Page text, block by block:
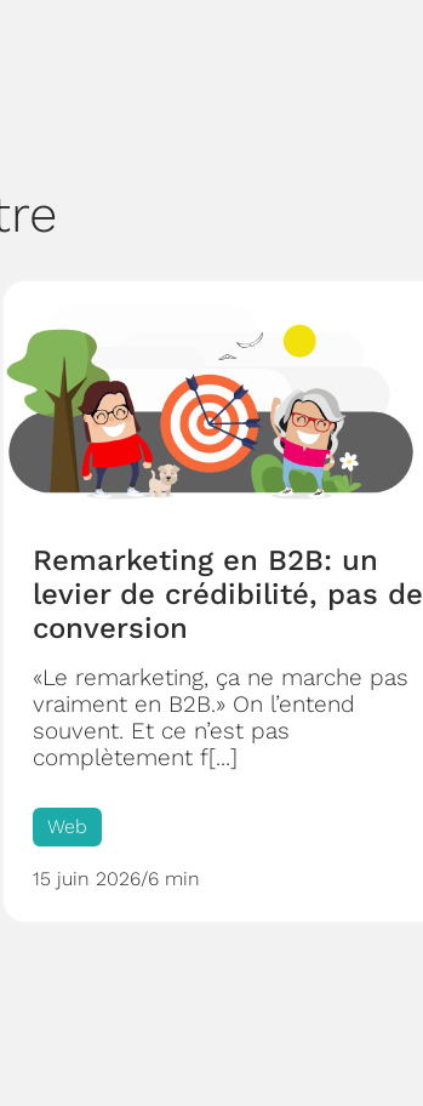
Remarketing en B2B: un
levier de crédibilité, pas de
conversion
«Le remarketing, ça ne marche pas
vraiment en B2B.» On l’entend
souvent. Et ce n’est pas
complètement f[...]
Web
15 juin 2026/6 min